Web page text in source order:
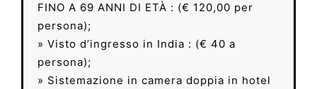
FINO A 69 ANNI DI ETÀ : (€ 120,00 per
persona);
» Visto d’ingresso in India : (€ 40 a
persona);
» Sistemazione in camera doppia in hotel